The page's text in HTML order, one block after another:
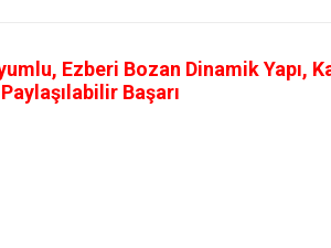
Ezberi Bozan Dinamik Yapı,
Başarı